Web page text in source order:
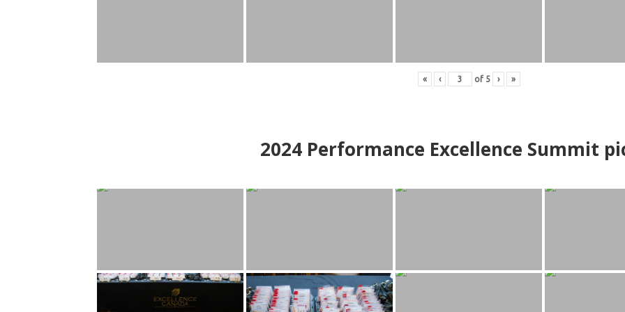
« ‹ of 5 › »
2024Performance Excellence Summit p